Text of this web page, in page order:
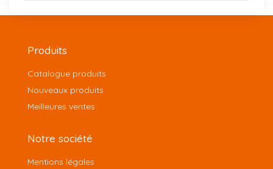
Produits
Catalogue produits
Nouveaux produits
Meilleures ventes
Notre société
Mentions légales